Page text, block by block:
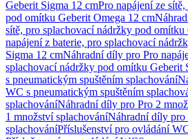
Geberit Sigma 12 cmPro napájení ze
pod omítku Geberit Omega 12 cm
sítě, pro splachovací nádržky pod
napájení z baterie, pro splachovací
Sigma 12 cmNáhradní díly pro Pro
splachovací nádržky pod omítku Geberit
s pneumatickým spuštěním splachování
WC s pneumatickým spuštěním
splachováníNáhradní díly pro Pro 2
1 množství splachováníNáhradní díly pro
splachováníPříslušenství pro ovládání